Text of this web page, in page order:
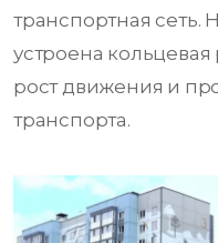
транспортная сеть.
устроена кольцевая
рост движения и
транспорта.